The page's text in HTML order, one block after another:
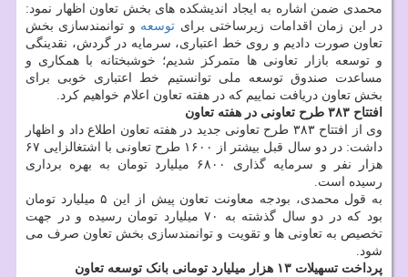
محمدی ضمن اشاره به ایجاد اندیشکده های بخش تعاون اظهار نمود:
در این زمان اقدامات زیرساختی برای توسعه و توانمندسازی بخش
تعاون صورت دادیم و روی خط اعتباری، سرمایه در گردش، نقدینگی
و توسعه بازار تعاونی ها متمرکز شدیم؛ خوشبختانه با همکاری و
مساعدت صندوق توسعه ملی توانستیم خط اعتباری خوبی برای
بخش تعاون دریافت نماییم که در هفته تعاون اعلام خواهیم کرد.
افتتاح ۳۸۳ طرح تعاونی در هفته تعاون
وی از افتتاح ۳۸۳ طرح تعاونی جدید در هفته تعاون اطلاع داد و اظهار
داشت: در دو سال قبل بیشتر از ۱۶۰۰ طرح تعاونی با اشتغالزایی ۶۷
هزار نفر و سرمایه گذاری ۶۸۰۰ میلیارد تومان به بهره برداری
رسیده است.
به قول محمدی، بودجه معاونت تعاون پیش از این ۵ میلیارد تومان
بود که در دو سال گذشته به ۷۰ میلیارد تومان رسیده و در جهت
تخصیص به تعاونی ها و تقویت و توانمندسازی بخش تعاون صرف می
شود.
پرداخت تسهیلات ۱۳ هزار میلیارد تومانی بانک توسعه تعاون